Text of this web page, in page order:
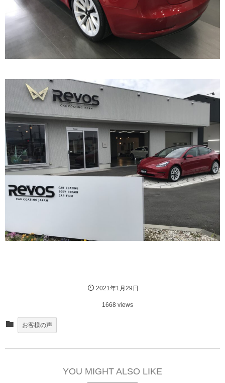
2021年1月29日
1668 views
お客様の声
YOU MIGHT ALSO LIKE